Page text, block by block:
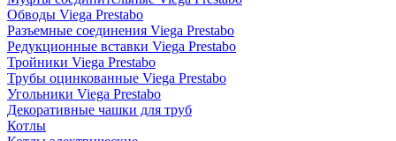
Обводы Viega Prestabo
Разъемные соединения Viega Prestabo
Редукционные вставки Viega Prestabo
Тройники Viega Prestabo
Трубы оцинкованные Viega Prestabo
Угольники Viega Prestabo
Декоративные чашки для труб
Котлы